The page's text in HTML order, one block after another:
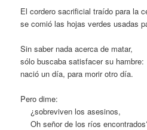
El cordero sacrificial traído para la
se comió las hojas verdes usadas
Sin saber nada acerca de matar,
sólo buscaba satisfacer su hambre:
nació un día, para morir otro día.
Pero dime:
¿sobreviven los asesinos,
Oh señor de los ríos